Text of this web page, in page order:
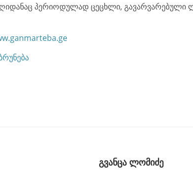
პერიოდულად ცეცხლი, გავარვარებული
გვანცა ლომიძე